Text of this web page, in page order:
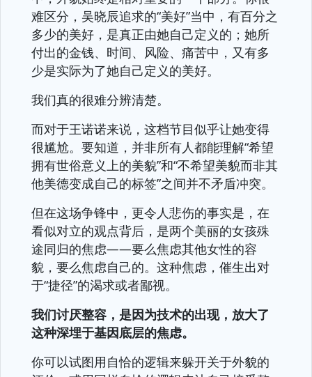
难区分，吴晓辰追求的“美好”当中，有百分之
多少的美好，是真正由她自己定义的；她所
付出的金钱、时间、风险、痛苦中，又有多
少是实际为了她自己定义的美好。
我们真的很难分辨清楚。
而对于王诺诺来说，这档节目似乎让她变得
很尴尬。要知道，并非所有人都能理解“希望
拥有世俗意义上的美貌”和“不希望美貌而非其
他美德变成自己的标签”之间并不矛盾冲突。
但在这场争锋中，更令人悲伤的事实是，在
看似对立的观点背后，是两个美丽的女孩殊
途同归的焦虑——要么焦虑其他女性的容
貌，要么焦虑自己的。这种焦虑，催生出对
于“捷径”的渴求或者鄙视。
我们讨厌整容，是因为技术的出现，放大了
这种深埋于基因底层的焦虑。
你可以试图用自恰的逻辑来躲开关于外貌的